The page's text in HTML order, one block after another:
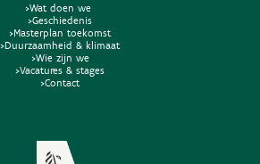
>Wat doen we
>Geschiedenis
>Masterplan toekomst
>Duurzaamheid & klimaat
>Wie zijn we
>Vacatures & stages
>Contact